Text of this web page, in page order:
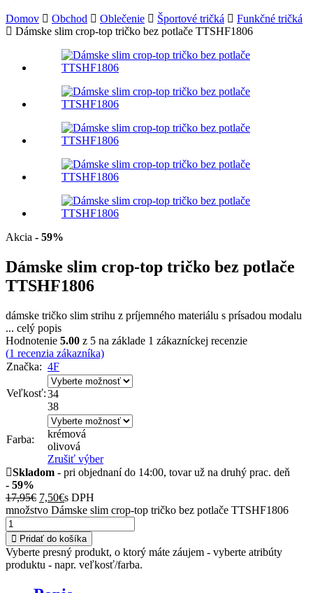
Domov Obchod Oblečenie Športové tričká
Funkčné tričká
Dámske slim crop-top tričko bez potlače TTSHF1806
Akcia - 59%
Dámske slim crop-top tričko bez potlače
TTSHF1806
dámske tričko slim strihu z príjemného materiálu s prísadou modalu
... celý popis
Hodnotenie 5.00 z 5 na základe 1 zákazníckej recenzie
(1 recenzia zákazníka)
Značka: 4F
Veľkosť:34
38
Farba:
krémová
olivová
Zrušiť výber
Skladom - pri objednaní do 14:00, tovar už na druhý prac. deň
- 59%
17,95€ 7,50€s DPH
množstvo Dámske slim crop-top tričko bez potlače TTSHF1806
Pridať do košíka
Vyberte presný produkt, o ktorý máte záujem - vyberte atribúty
produktu - napr. veľkosť/farba.